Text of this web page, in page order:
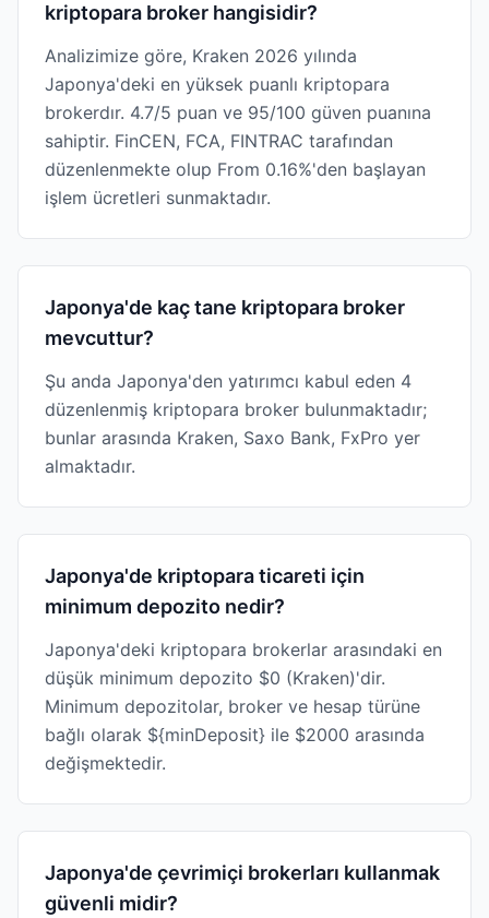
kriptopara broker hangisidir?
Analizimize göre, Kraken 2026 yılında
Japonya'deki en yüksek puanlı kriptopara
brokerdır. 4.7/5 puan ve 95/100 güven puanına
sahiptir. FinCEN, FCA, FINTRAC tarafından
düzenlenmekte olup From 0.16%'den başlayan
işlem ücretleri sunmaktadır.
Japonya'de kaç tane kriptopara broker
mevcuttur?
Şu anda Japonya'den yatırımcı kabul eden 4
düzenlenmiş kriptopara broker bulunmaktadır;
bunlar arasında Kraken, Saxo Bank, FxPro yer
almaktadır.
Japonya'de kriptopara ticareti için
minimum depozito nedir?
Japonya'deki kriptopara brokerlar arasındaki en
düşük minimum depozito $0 (Kraken)'dir.
Minimum depozitolar, broker ve hesap türüne
bağlı olarak ${minDeposit} ile $2000 arasında
değişmektedir.
Japonya'de çevrimiçi brokerları kullanmak
güvenli midir?